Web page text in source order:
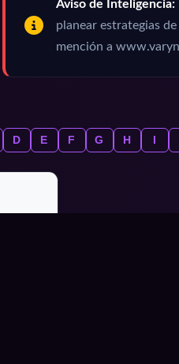
Aviso de Inteligencia:
planear estrategias
mención a
D E F G H I